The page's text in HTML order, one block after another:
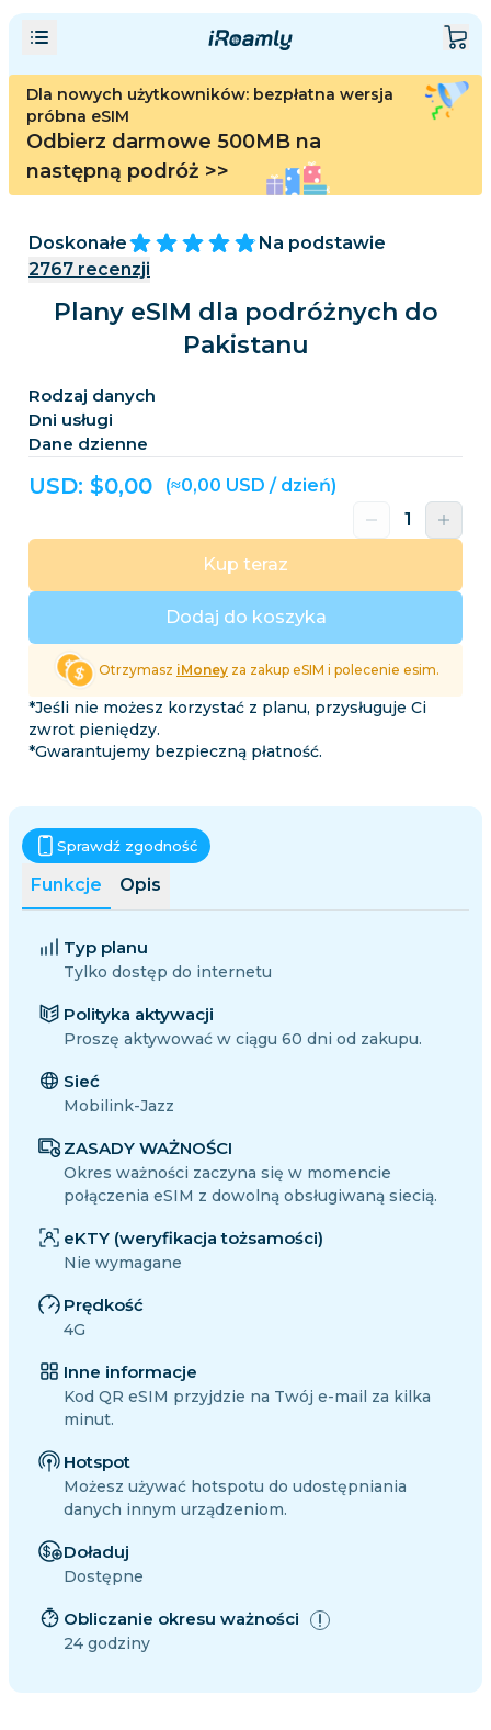
Dla nowych użytkowników: bezpłatna wersja
próbna eSIM
Odbierz darmowe 500MB na
następną podróż >>
Doskonałe
Na podstawie
2767 recenzji
Plany eSIM dla podróżnych do
Pakistanu
Rodzaj danych
Dni usługi
Dane dzienne
USD: $0,00 (≈0,00 USD / dzień)
Dodaj do koszyka
Kup teraz
Otrzymasz iMoney za zakup eSIM i polecenie esim.
*Jeśli nie możesz korzystać z planu, przysługuje Ci
zwrot pieniędzy.
*Gwarantujemy bezpieczną płatność.
Funkcje Opis
Sprawdź zgodność
Typ planu
Tylko dostęp do internetu
Polityka aktywacji
Proszę aktywować w ciągu 60 dni od zakupu.
Sieć
Mobilink-Jazz
ZASADY WAŻNOŚCI
Okres ważności zaczyna się w momencie
połączenia eSIM z dowolną obsługiwaną siecią.
eKTY (weryfikacja tożsamości)
Nie wymagane
Prędkość
4G
Inne informacje
Kod QR eSIM przyjdzie na Twój e-mail za kilka
minut.
Hotspot
Możesz używać hotspotu do udostępniania
danych innym urządzeniom.
Doładuj
Dostępne
Obliczanie okresu ważności
24 godziny